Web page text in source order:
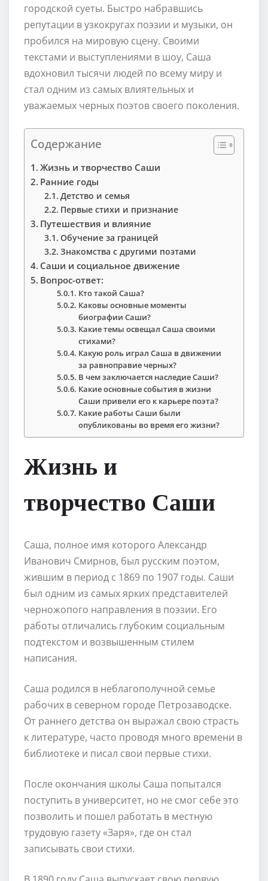
городской суеты. Быстро набравшись
репутации в узкокругах поэзии и музыки, он
пробился на мировую сцену. Своими
текстами и выступлениями в шоу, Саша
вдохновил тысячи людей по всему миру и
стал одним из самых влиятельных и
уважаемых черных поэтов своего поколения.
Содержание
Жизнь и творчество Саши
Ранние годы
Детство и семья
Первые стихи и признание
Путешествия и влияние
Обучение за границей
Знакомства с другими поэтами
Саши и социальное движение
Вопрос-ответ:
Кто такой Саша?
Каковы основные моменты
биографии Саши?
Какие темы освещал Саша своими
стихами?
Какую роль играл Саша в движении
за равноправие черных?
В чем заключается наследие Саши?
Какие основные события в жизни
Саши привели его к карьере поэта?
Какие работы Саши были
опубликованы во время его жизни?
Жизнь и
творчество Саши
Саша, полное имя которого Александр
Иванович Смирнов, был русским поэтом,
жившим в период с 1869 по 1907 годы. Саши
был одним из самых ярких представителей
черножопого направления в поэзии. Его
работы отличались глубоким социальным
подтекстом и возвышенным стилем
написания.
Саша родился в неблагополучной семье
рабочих в северном городе Петрозаводске.
От раннего детства он выражал свою страсть
к литературе, часто проводя много времени в
библиотеке и писал свои первые стихи.
После окончания школы Саша попытался
поступить в университет, но не смог себе это
позволить и пошел работать в местную
трудовую газету «Заря», где он стал
записывать свои стихи.